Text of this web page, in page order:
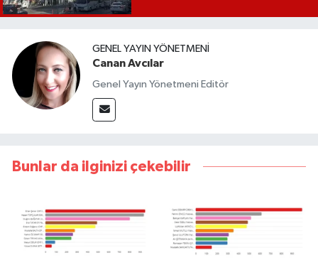
GENEL YAYIN YÖNETMENI
Canan Avcılar
Genel Yayın Yönetmeni Editör
Bunlar da ilginizi çekebilir